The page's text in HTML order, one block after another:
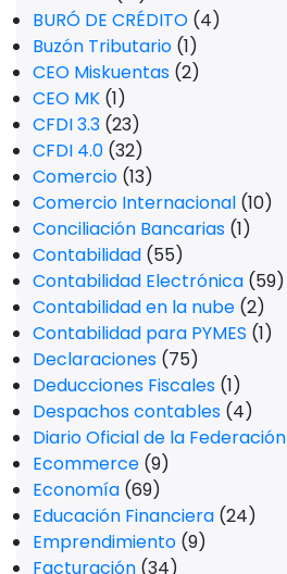
BURÓ DE CRÉDITO (4)
Buzón Tributario (1)
CEO Miskuentas (2)
CEO MK (1)
CFDI 3.3 (23)
CFDI 4.0 (32)
Comercio (13)
Comercio Internacional (10)
Conciliación Bancarias (1)
Contabilidad (55)
Contabilidad Electrónica (59)
Contabilidad en la nube (2)
Contabilidad para PYMES (1)
Declaraciones (75)
Deducciones Fiscales (1)
Despachos contables (4)
Diario Oficial de la Federación
Ecommerce (9)
Economía (69)
Educación Financiera (24)
Emprendimiento (9)
Facturación (34)